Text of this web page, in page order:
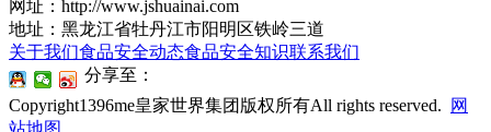
网址：http://www.jshuainai.com
地址：黑龙江省牡丹江市阳明区铁岭三道
关于我们食品安全动态食品安全知识联系我们
分享至：
Copyright1396me皇家世界集团版权所有All rights reserved.
网
站地图